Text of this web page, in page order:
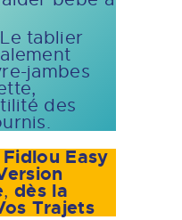
Le tablier
jambes
des
Easy
,dès la
Trajets